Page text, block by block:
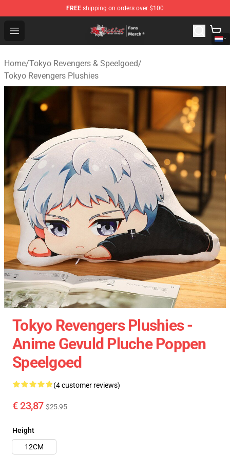
FREE shipping on orders over $100
Open menu
Tokyo Revengers Store - Official Tokyo Revengers
Home/Tokyo Revengers & Speelgoed/
Tokyo Revengers Plushies
Tokyo Revengers Plushies -
Anime Gevuld Pluche Poppen
Speelgoed
(4 customer reviews)
€ 23,87 $25.95
Height
12CM